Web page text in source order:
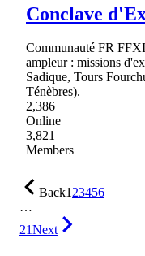
Conclave
Communauté FR
ampleur : missions
Sadique, Tours
Ténèbres).
2,386
Online
3,821
Members
Back123456
…
21Next